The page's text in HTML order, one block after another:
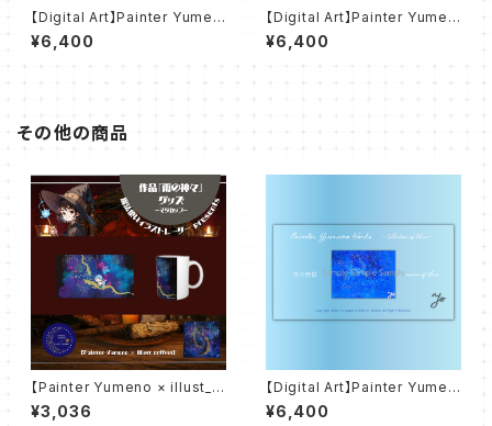
【Digital Art】Painter Yumen
o Works - Colletion of Blu
e - 無題 untitled
¥6,400
【Digital Art】Painter Yumen
o Works - Colletion of Blu
e - 言葉の欠片 fragments of
¥6,400
その他の商品
【Painter Yumeno × illust_c
offret】雨の神々 マグカップ
¥3,036
【Digital Art】Painter Yumen
o Works - Colletion of Blu
e - 青の情景 scene of blue
¥6,400